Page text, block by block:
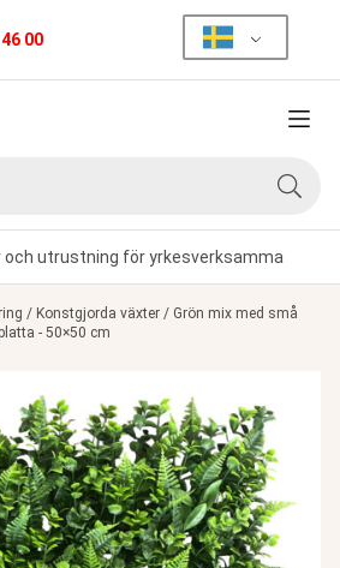
00
Meny
Sök
och utrustning för yrkesverksamma
/ Konstgjorda växter / Grön mix med små
- 50×50 cm